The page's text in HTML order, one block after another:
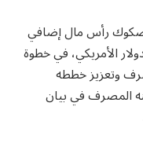
رأس مال إضافي
الأمريكي، في خطوة
وتعزيز خططه
المصرف في بيان